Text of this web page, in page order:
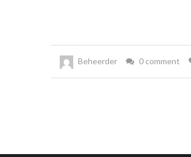
Beheerder 0 comment